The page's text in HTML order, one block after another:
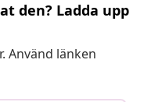
den? Ladda upp
Använd länken